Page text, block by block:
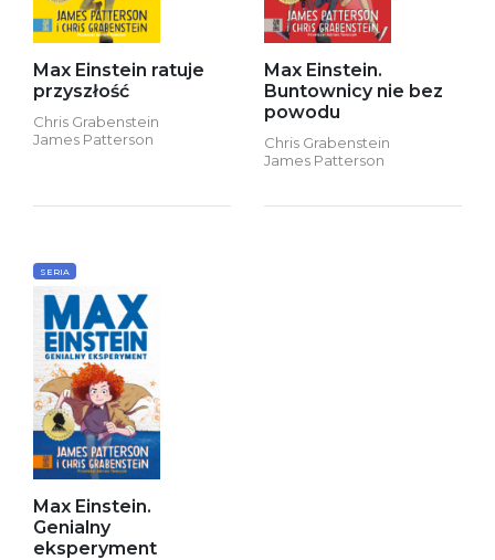
Max Einstein ratuje
przyszłość
Chris Grabenstein
James Patterson
Max Einstein.
Buntownicy nie bez
powodu
Chris Grabenstein
James Patterson
SERIA
Max Einstein.
Genialny
eksperyment